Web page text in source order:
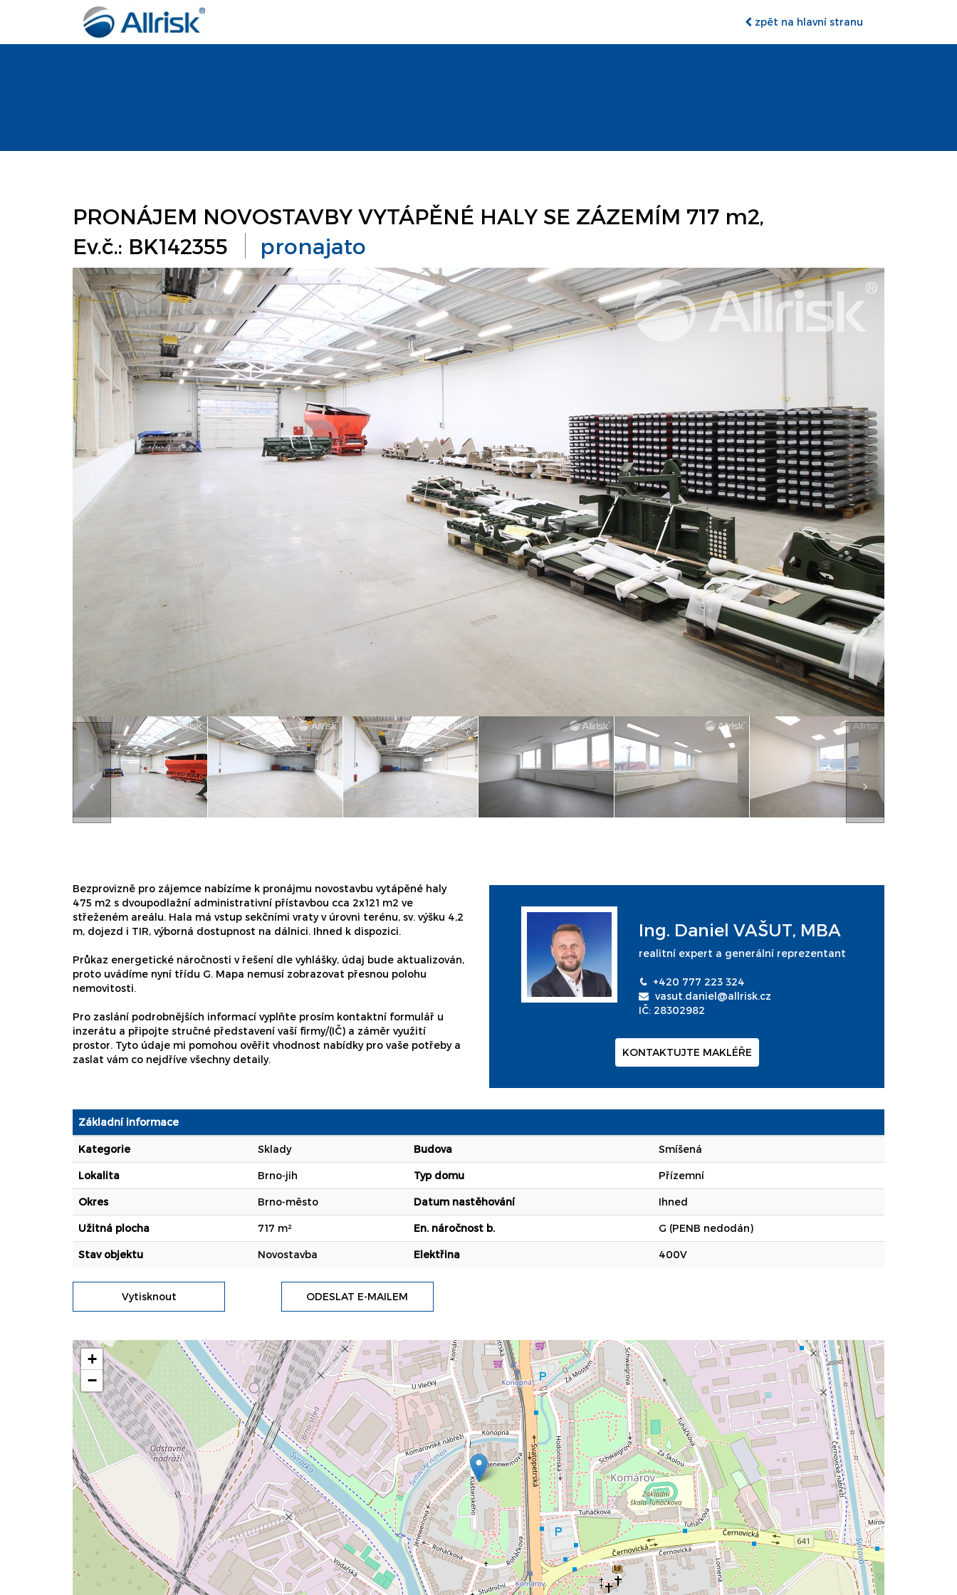
zpět na hlavní stranu
PRONÁJEM NOVOSTAVBY VYTÁPĚNÉ HALY SE ZÁZEMÍM 717 m2,
Ev.č.: BK142355
pronajato
Bezprovizně pro zájemce nabízíme k pronájmu novostavbu vytápěné haly
475 m2 s dvoupodlažní administrativní přístavbou cca 2x121 m2 ve
střeženém areálu. Hala má vstup sekčními vraty v úrovni terénu, sv. výšku 4,2
m, dojezd i TIR, výborná dostupnost na dálnici. Ihned k dispozici.
Průkaz energetické náročnosti v řešení dle vyhlášky, údaj bude aktualizován,
proto uvádíme nyní třídu G. Mapa nemusí zobrazovat přesnou polohu
nemovitosti.
Pro zaslání podrobnějších informací vyplňte prosím kontaktní formulář u
inzerátu a připojte stručné představení vaší firmy/(IČ) a záměr využití
prostor. Tyto údaje mi pomohou ověřit vhodnost nabídky pro vaše potřeby a
zaslat vám co nejdříve všechny detaily.
Ing. Daniel VAŠUT, MBA
realitní expert a generální reprezentant
+420 777 223 324
vasut.daniel@allrisk.cz
IČ: 28302982
KONTAKTUJTE MAKLÉŘE
Základní informace
Kategorie Sklady Budova Smíšená
Lokalita Brno-jih Typ domu Přízemní
Okres Brno-město Datum nastěhování Ihned
Užitná plocha 717 m² En. náročnost b. G (PENB nedodán)
Stav objektu Novostavba Elektřina 400V
Vytisknout ODESLAT E-MAILEM
+
−